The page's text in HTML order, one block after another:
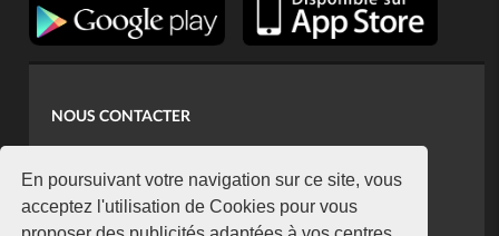
En poursuivant votre navigation sur ce site, vous
acceptez l'utilisation de Cookies pour vous
NOUS CONTACTER
koaci@yahoo.fr
+225 07 08 85 52 93